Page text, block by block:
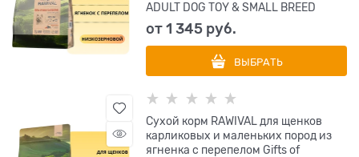
ADULT DOG TOY & SMALL BREED
от1 345 руб.
ВЫБРАТЬ
Сухой корм RAWIVAL для щенков
карликовых и маленьких пород из
ягненка с перепелом Gifts of